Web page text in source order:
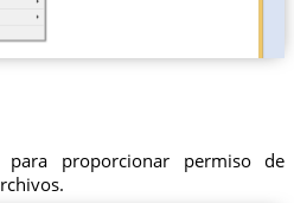
proporcionar permiso de